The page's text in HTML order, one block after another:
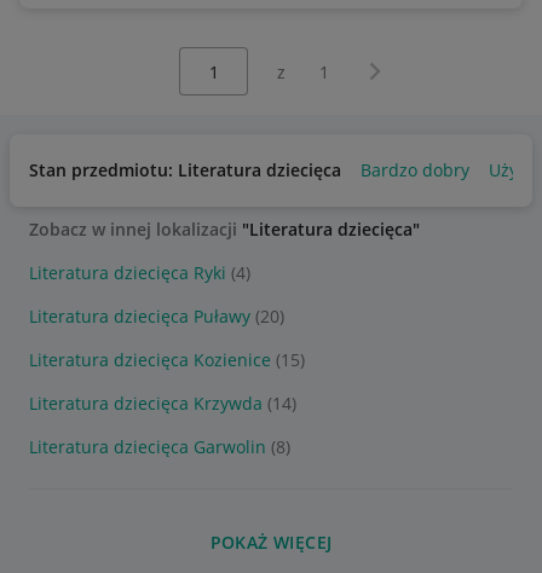
z 1 Następna strona
Stan przedmiotu: Literatura dziecięca Bardzo dobry
Zobacz w innej lokalizacji "Literatura dziecięca"
Literatura dziecięca Ryki (4)
Literatura dziecięca Puławy (20)
Literatura dziecięca Kozienice (15)
Literatura dziecięca Krzywda (14)
Literatura dziecięca Garwolin (8)
POKAŻ WIĘCEJ